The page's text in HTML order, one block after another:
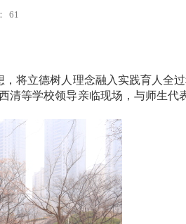
61
将立德树人理念融入实践育人全过
清等学校领导亲临现场，与师生代